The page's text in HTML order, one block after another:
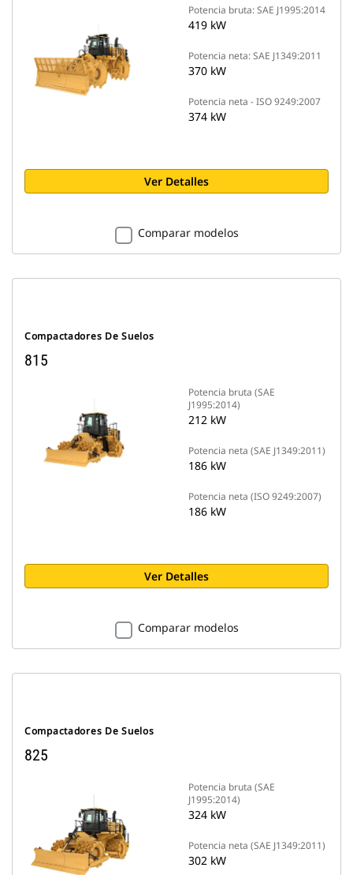
Potencia bruta: SAE J1995:2014
419 kW
Potencia neta: SAE J1349:2011
370 kW
Potencia neta - ISO 9249:2007
374 kW
Ver Detalles
Comparar modelos
Compactadores De Suelos
815
Potencia bruta (SAE
J1995:2014)
212 kW
Potencia neta (SAE J1349:2011)
186 kW
Potencia neta (ISO 9249:2007)
186 kW
Ver Detalles
Comparar modelos
Compactadores De Suelos
825
Potencia bruta (SAE
J1995:2014)
324 kW
Potencia neta (SAE J1349:2011)
302 kW